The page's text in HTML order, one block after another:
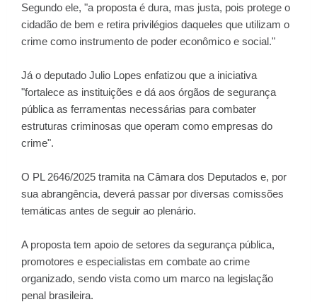
Segundo ele, "a proposta é dura, mas justa, pois protege o
cidadão de bem e retira privilégios daqueles que utilizam o
crime como instrumento de poder econômico e social."
Já o deputado Julio Lopes enfatizou que a iniciativa
"fortalece as instituições e dá aos órgãos de segurança
pública as ferramentas necessárias para combater
estruturas criminosas que operam como empresas do
crime".
O PL 2646/2025 tramita na Câmara dos Deputados e, por
sua abrangência, deverá passar por diversas comissões
temáticas antes de seguir ao plenário.
A proposta tem apoio de setores da segurança pública,
promotores e especialistas em combate ao crime
organizado, sendo vista como um marco na legislação
penal brasileira.